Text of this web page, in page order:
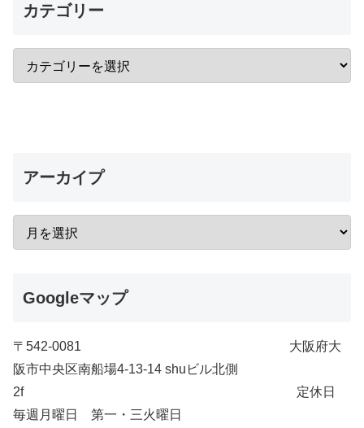
カテゴリー
アーカイプ
Googleマップ
〒542-0081 大阪府大
阪市中央区南船場4-13-14 shuビル北側
2f 定休日
毎週月曜日 第一・三火曜日